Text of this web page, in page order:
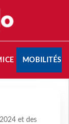
MOBILITÉS
et des